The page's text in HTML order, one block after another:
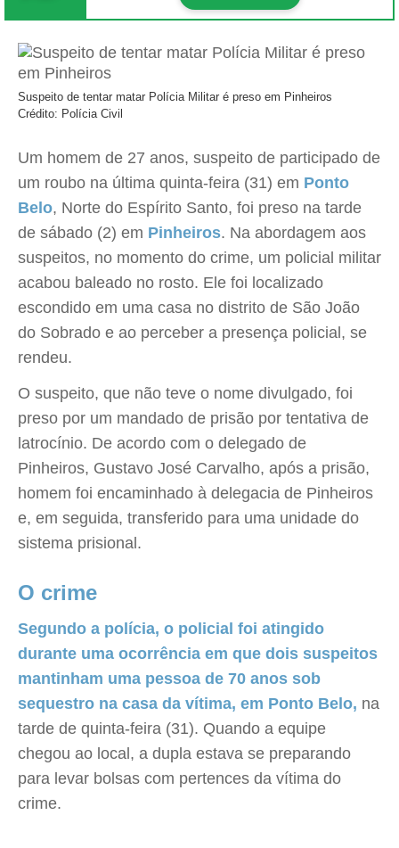
Suspeito de tentar matar Polícia Militar é preso em Pinheiros
Crédito: Polícia Civil
Um homem de 27 anos, suspeito de participado de
um roubo na última quinta-feira (31) em Ponto
Belo, Norte do Espírito Santo, foi preso na tarde
de sábado (2) em Pinheiros. Na abordagem aos
suspeitos, no momento do crime, um policial militar
acabou baleado no rosto. Ele foi localizado
escondido em uma casa no distrito de São João
do Sobrado e ao perceber a presença policial, se
rendeu.
O suspeito, que não teve o nome divulgado, foi
preso por um mandado de prisão por tentativa de
latrocínio. De acordo com o delegado de
Pinheiros, Gustavo José Carvalho, após a prisão,
homem foi encaminhado à delegacia de Pinheiros
e, em seguida, transferido para uma unidade do
sistema prisional.
O crime
Segundo a polícia, o policial foi atingido
durante uma ocorrência em que dois suspeitos
mantinham uma pessoa de 70 anos sob
sequestro na casa da vítima, em Ponto Belo, na
tarde de quinta-feira (31). Quando a equipe
chegou ao local, a dupla estava se preparando
para levar bolsas com pertences da vítima do
crime.